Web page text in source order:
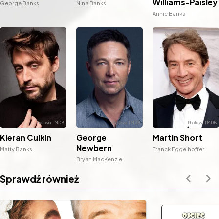
George Banks Nina Banks
Williams-Paisley
Annie Banks
Kieran Culkin
Matty Banks
George
Newbern
Bryan MacKenzie
Martin Short
Franck Eggelhoffer
Sprawdź również